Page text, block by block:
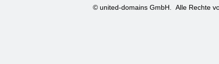
© united-domains GmbH. Alle Rechte